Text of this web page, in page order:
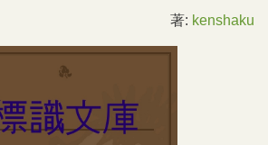
著: kenshaku